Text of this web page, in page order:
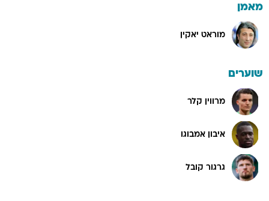
מאמן
מוראט יאקין
שוערים
מרווין קלר
איבון אמבוגו
גרגור קובל